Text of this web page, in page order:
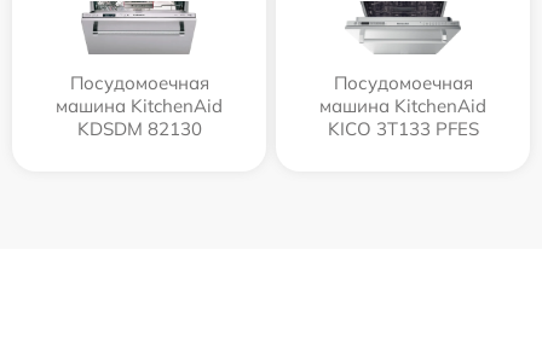
Посудомоечная
машина KitchenAid
KDSDM 82130
Посудомоечная
машина KitchenAid
KICO 3T133 PFES